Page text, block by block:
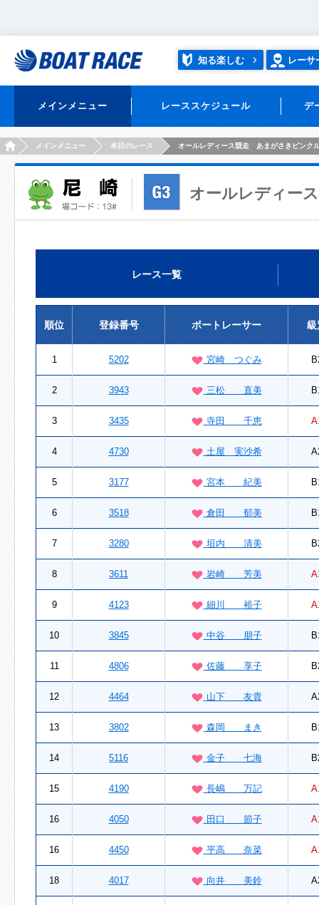
知る楽しむ レーサ
メインメニュー レーススケジュール デ
HOMEメインメニュー 本日のレース オールレディース競走 あまがさきピンク
オールレディー
レース一覧
順位 登録番号 ボートレーサー 級
1 5202 宮崎 つぐみ
2 3943 三松 直美
3 3435 寺田 千恵
4 4730 土屋 実沙希
5 3177 宮本 紀美
6 3518 倉田 郁美
7 3280 垣内 清美
8 3611 岩崎 芳美
9 4123 細川 裕子
10 3845 中谷 朋子
11 4806 佐藤 享子
12 4464 山下 友貴
13 3802 森岡 まき
14 5116 金子 七海
15 4190 長嶋 万記
16 4050 田口 節子
16 4450 平高 奈菜
18 4017 向井 美鈴